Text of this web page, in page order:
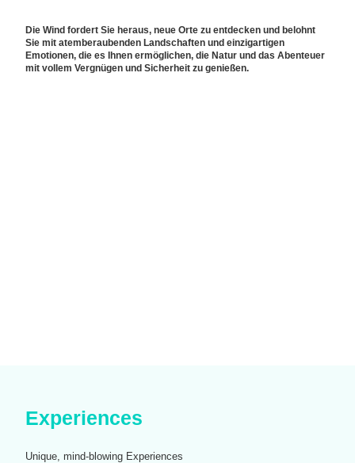
Die Wind fordert Sie heraus, neue Orte zu entdecken und belohnt
Sie mit atemberaubenden Landschaften und einzigartigen
Emotionen, die es Ihnen ermöglichen, die Natur und das Abenteuer
mit vollem Vergnügen und Sicherheit zu genießen.
Experiences
Unique, mind-blowing Experiences